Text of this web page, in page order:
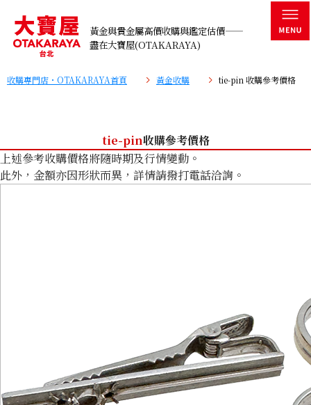
黃金與貴金屬高價收購與鑑定估價——
盡在大寶屋(OTAKARAYA)
收購專門店・OTAKARAYA首頁 黃金收購 tie-pin 收購參考價格
tie-pin收購參考價格
上述參考收購價格將隨時期及行情變動。
此外，金額亦因形狀而異，詳情請撥打電話洽詢。